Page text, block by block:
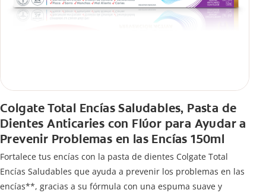
Colgate Total Encías Saludables, Pasta de
Dientes Anticaries con Flúor para Ayudar a
Prevenir Problemas en las Encías 150ml
Fortalece tus encías con la pasta de dientes Colgate Total
Encías Saludables que ayuda a prevenir los problemas en las
encías**, gracias a su fórmula con una espuma suave y